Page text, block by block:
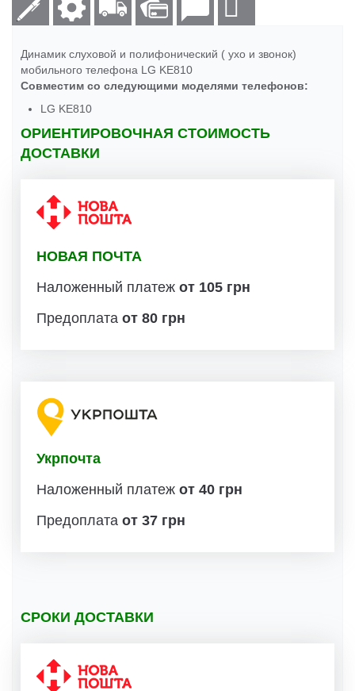
Динамик слуховой и полифонический ( ухо и звонок)
мобильного телефона LG KE810
Совместим со следующими моделями телефонов:
LG KE810
ОРИЕНТИРОВОЧНАЯ СТОИМОСТЬ
ДОСТАВКИ
НОВАЯ ПОЧТА
Наложенный платеж от 105 грн
Предоплата от 80 грн
Укрпочта
Наложенный платеж от 40 грн
Предоплата от 37 грн
СРОКИ ДОСТАВКИ